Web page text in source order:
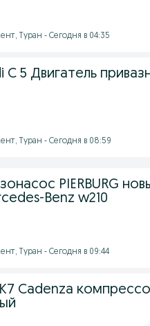
Туран - Сегодня в 04:35
C 5 Двигатель
Туран - Сегодня в 08:59
PIERBURG
Benz w210
Туран - Сегодня в 09:44
Cadenza